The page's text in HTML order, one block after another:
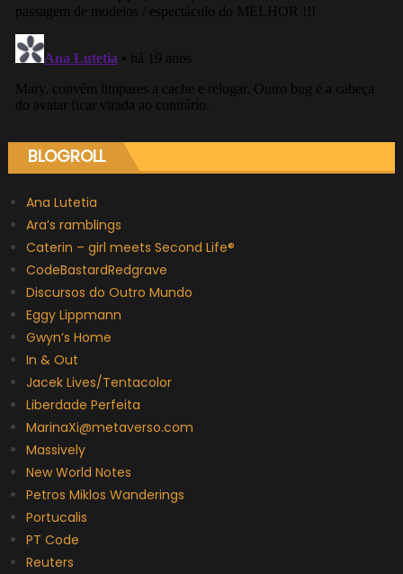
BLOGROLL
Ana Lutetia
Ara’s ramblings
Caterin – girl meets Second Life®
CodeBastardRedgrave
Discursos do Outro Mundo
Eggy Lippmann
Gwyn’s Home
In & Out
Jacek Lives/Tentacolor
Liberdade Perfeita
MarinaXi@metaverso.com
Massively
New World Notes
Petros Miklos Wanderings
Portucalis
PT Code
Reuters